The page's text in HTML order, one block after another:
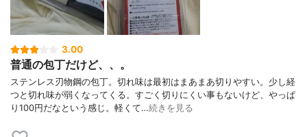
3.00
普通の包丁だけど、、。
ステンレス刃物鋼の包丁。切れ味は最初はまあまあ切りやすい。少し経
つと切れ味が弱くなってくる。すごく切りにくい事もないけど、やっぱ
り100円だなという感じ。軽くて…続きを見る